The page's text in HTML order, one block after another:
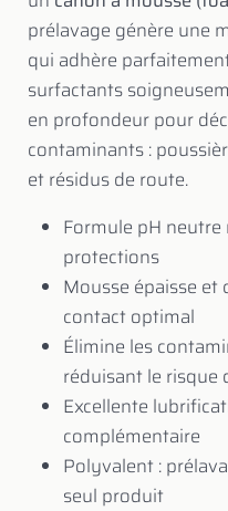
prélavage génère une
qui adhère
surfactants
en profondeur pour
contaminants :
et résidus de route.
Formule pH
protections
Mousse épaisse
contact optimal
Élimine les
réduisant le risque
Excellente
complémentaire
Polyvalent :
seul produit